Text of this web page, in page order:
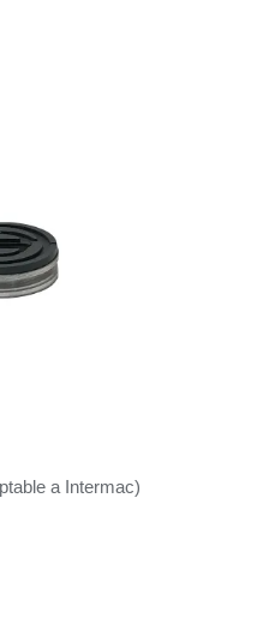
a Intermac)